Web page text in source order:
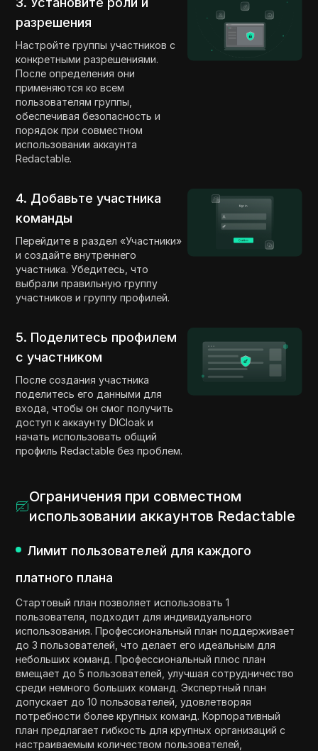
разрешения
Настройте группы участников с
конкретными разрешениями.
После определения они
применяются ко всем
пользователям группы,
обеспечивая безопасность и
порядок при совместном
использовании аккаунта
Redactable.
4. Добавьте участника
команды
Перейдите в раздел «Участники»
и создайте внутреннего
участника. Убедитесь, что
выбрали правильную группу
участников и группу профилей.
5. Поделитесь профилем
с участником
После создания участника
поделитесь его данными для
входа, чтобы он смог получить
доступ к аккаунту DICloak и
начать использовать общий
профиль Redactable без проблем.
Ограничения при совместном
использовании аккаунтов Redactable
Лимит пользователей для каждого
платного плана
Стартовый план позволяет использовать 1
пользователя, подходит для индивидуального
использования. Профессиональный план поддерживает
до 3 пользователей, что делает его идеальным для
небольших команд. Профессиональный плюс план
вмещает до 5 пользователей, улучшая сотрудничество
среди немного больших команд. Экспертный план
допускает до 10 пользователей, удовлетворяя
потребности более крупных команд. Корпоративный
план предлагает гибкость для крупных организаций с
настраиваемым количеством пользователей,